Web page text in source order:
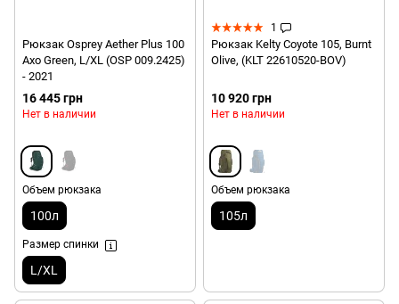
Рюкзак Osprey Aether Plus 100
Axo Green, L/XL (OSP 009.2425)
- 2021
16 445 грн
Нет в наличии
Объем рюкзака
100л
Размер спинки
L/XL
1
Рюкзак Kelty Coyote 105, Burnt
Olive, (KLT 22610520-BOV)
10 920 грн
Нет в наличии
Объем рюкзака
105л